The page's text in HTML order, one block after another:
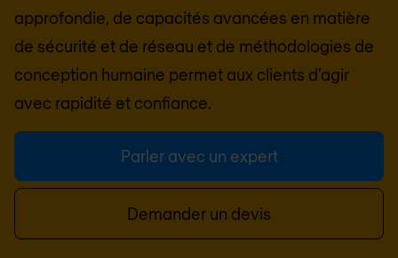
approfondie, de capacités avancées en matière
de sécurité et de réseau et de méthodologies de
conception humaine permet aux clients d'agir
avec rapidité et confiance.
Parler avec un expert
Demander un devis